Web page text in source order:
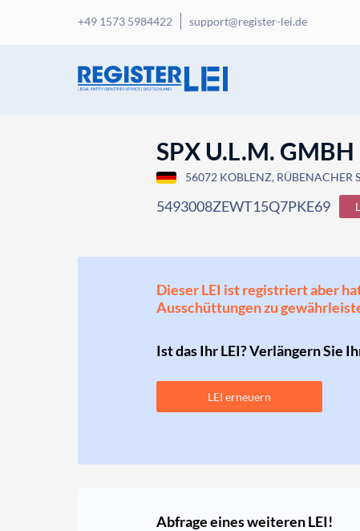
+49 1573 5984422 support@register-lei.de
SPX U.L.M. GMBH
56072 KOBLENZ, RÜBENACHER
5493008ZEWT15Q7PKE69
Dieser LEI ist registriert aber
Ausschüttungen zu
Ist das Ihr LEI? Verlängern Sie
LEI erneuern
Abfrage eines weiteren LEI!